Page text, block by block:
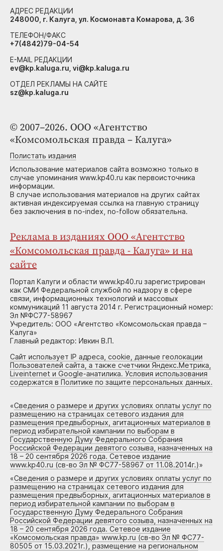
© 2007–2026. ООО «Агентство
«Комсомольская правда – Калуга»
Полистать издания
Использование материалов сайта возможно только в
случае упоминания www.kp40.ru как первоисточника
информации.
В случае использования материалов на других сайтах
активная индексируемая ссылка на главную страницу
без заключения в no-index, no-follow обязательна.
Реклама в изданиях ООО «Агентство
«Комсомольская правда - Калуга» и на
сайте
Портал Калуги и области www.kp40.ru зарегистрирован
как СМИ Федеральной службой по надзору в сфере
связи, информационных технологий и массовых
коммуникаций 11 августа 2014 г. Регистрационный номер:
Эл №ФС77-58967
Учредитель: ООО «Агентство «Комсомольская правда –
Калуга»
Главный редактор: Ивкин В.П.
Сайт использует IP адреса, cookie, данные геолокации
Пользователей сайта, а также счетчики Яндекс.Метрика,
Liveinternet и Google-анатилика. Условия использования
содержатся в Политике по защите персональных данных.
«Сведения о размере и других условиях оплаты услуг по
размещению на страницах сетевого издания для
размещения предвыборных, агитационных материалов в
период избирательной кампании по выборам в
Государственную Думу Федерального Собрания
Российской Федерации девятого созыва, назначенных на
18 – 20 сентября 2026 года. Сетевое издание
www.kp40.ru (св-во Эл № ФС77-58967 от 11.08.2014г.)»
«Сведения о размере и других условиях оплаты услуг по
размещению на страницах сетевого издания для
размещения предвыборных, агитационных материалов в
период избирательной кампании по выборам в
Государственную Думу Федерального Собрания
Российской Федерации девятого созыва, назначенных на
18 – 20 сентября 2026 года. Сетевое издание
«Комсомольская правда» www.kp.ru (св-во Эл № ФС77-
80505 от 15.03.2021г.), размещение на региональном
АДРЕС РЕДАКЦИИ
248000, г. Калуга, ул. Космонавта Комарова, д. 36
ТЕЛЕФОН/ФАКС
+7(4842)79-04-54
E-MAIL РЕДАКЦИИ
ev@kp.kaluga.ru, vi@kp.kaluga.ru
ОТДЕЛ РЕКЛАМЫ НА САЙТЕ
sz@kp.kaluga.ru